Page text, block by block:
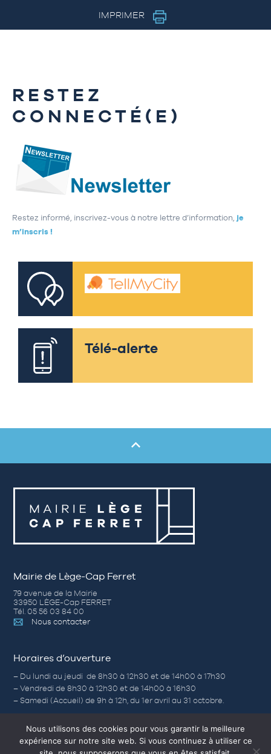
IMPRIMER
RESTEZ
CONNECTÉ(E)
Restez informé, inscrivez-vous à notre lettre d’information, je
m’inscris !
Télé-alerte
Mairie de Lège-Cap Ferret
79 avenue de la Mairie
33950 LÈGE-Cap FERRET
Tél. 05 56 03 84 00
Nous contacter
Horaires d’ouverture
– Du lundi au jeudi de 8h30 à 12h30 et de 14h00 à 17h30
– Vendredi de 8h30 à 12h30 et de 14h00 à 16h30
– Samedi (Accueil) de 9h à 12h, du 1er avril au 31 octobre.
Nos autres sites
Nous utilisons des cookies pour vous garantir la meilleure
expérience sur notre site web. Si vous continuez à utiliser ce